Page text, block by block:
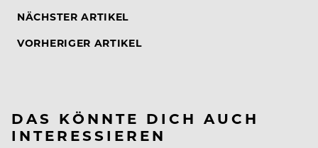
NÄCHSTER ARTIKEL
VORHERIGER ARTIKEL
DAS KÖNNTE DICH AUCH
INTERESSIEREN